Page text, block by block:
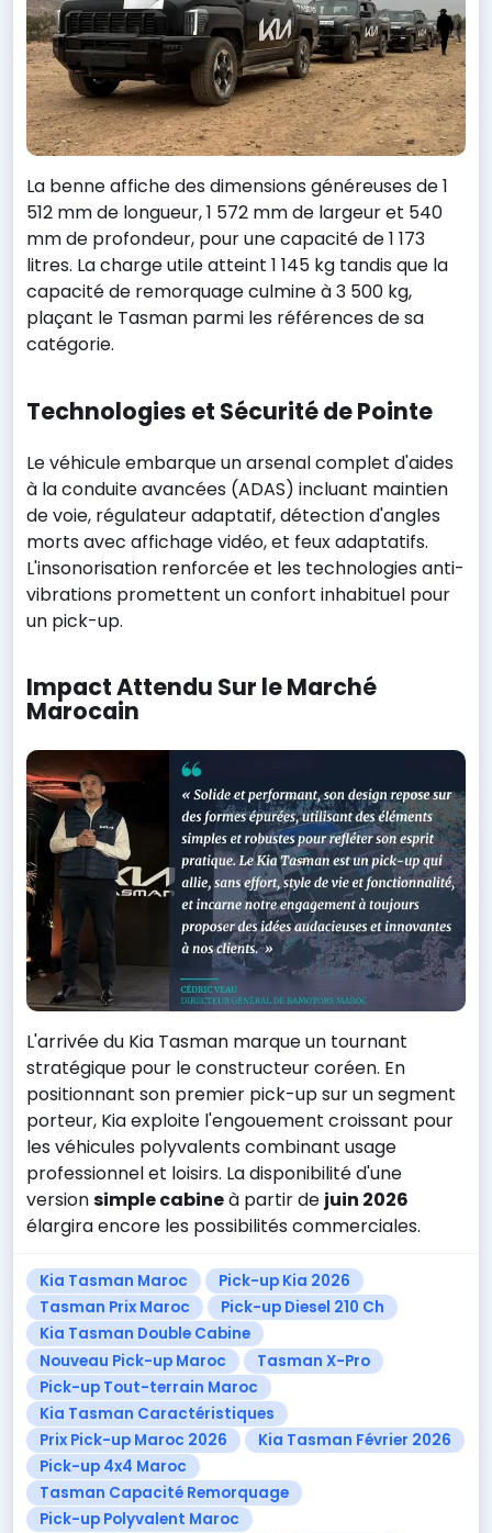
La benne affiche des dimensions généreuses de 1
512 mm de longueur, 1 572 mm de largeur et 540
mm de profondeur, pour une capacité de 1 173
litres. La charge utile atteint 1 145 kg tandis que la
capacité de remorquage culmine à 3 500 kg,
plaçant le Tasman parmi les références de sa
catégorie.
Technologies et Sécurité de Pointe
Le véhicule embarque un arsenal complet d'aides
à la conduite avancées (ADAS) incluant maintien
de voie, régulateur adaptatif, détection d'angles
morts avec affichage vidéo, et feux adaptatifs.
L'insonorisation renforcée et les technologies anti-
vibrations promettent un confort inhabituel pour
un pick-up.
Impact Attendu Sur le Marché
Marocain
L'arrivée du Kia Tasman marque un tournant
stratégique pour le constructeur coréen. En
positionnant son premier pick-up sur un segment
porteur, Kia exploite l'engouement croissant pour
les véhicules polyvalents combinant usage
professionnel et loisirs. La disponibilité d'une
versionsimple cabineà partir de juin 2026
élargira encore les possibilités commerciales.
Kia Tasman Maroc
Pick-up Kia 2026
Tasman Prix Maroc
Pick-up Diesel 210 Ch
Kia Tasman Double Cabine
Nouveau Pick-up Maroc
Tasman X-Pro
Pick-up Tout-terrain Maroc
Kia Tasman Caractéristiques
Prix Pick-up Maroc 2026
Kia Tasman Février 2026
Pick-up 4x4 Maroc
Tasman Capacité Remorquage
Pick-up Polyvalent Maroc